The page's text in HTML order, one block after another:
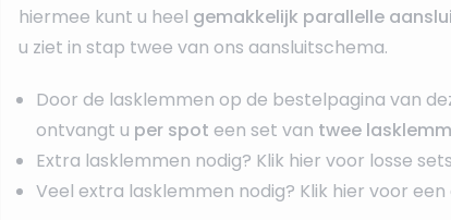
hiermee kunt u heel gemakkelijk parallelle
u ziet in stap twee van ons aansluitschema.
Door de lasklemmen op de bestelpagina van
ontvangt u per spot een set van twee
Extra lasklemmen nodig? Klik hier voor losse
Veel extra lasklemmen nodig? Klik hier voor